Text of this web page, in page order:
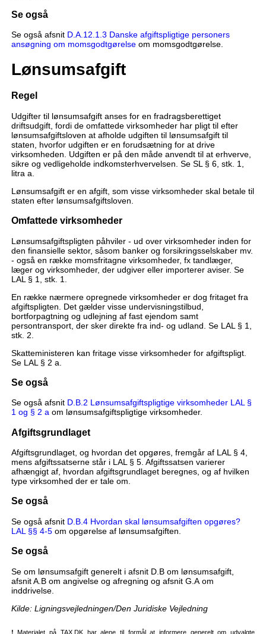
Se også
Se også afsnit D.A.12.1.3 Danske afgiftspligtige personers
ansøgning om momsgodtgørelseom momsgodtgørelse.
Lønsumsafgift
Regel
Udgifter til lønsumsafgift anses for en fradragsberettiget
driftsudgift, fordi de omfattede virksomheder har pligt til efter
lønsumsafgiftsloven at afholde udgiften til lønsumsafgift til
staten, hvorfor udgiften er en forudsætning for at drive
virksomheden. Udgiften er på den måde anvendt til at erhverve,
sikre og vedligeholde indkomsterhvervelsen. Se SL § 6, stk. 1,
litra a.
Lønsumsafgift er en afgift, som visse virksomheder skal betale til
staten efter lønsumsafgiftsloven.
Omfattede virksomheder
Lønsumsafgiftspligten påhviler - ud over virksomheder inden for
den finansielle sektor, såsom banker og forsikringsselskaber mv.
- også en række momsfritagne virksomheder, fx tandlæger,
læger og virksomheder, der udgiver eller importerer aviser. Se
LAL § 1, stk. 1.
En række nærmere opregnede virksomheder er dog fritaget fra
afgiftspligten. Det gælder visse undervisningstilbud,
bortforpagtning og udlejning af fast ejendom samt
persontransport, der sker direkte fra ind- og udland. Se LAL § 1,
stk. 2.
Skatteministeren kan fritage visse virksomheder for afgiftspligt.
Se LAL § 2 a.
Se også
Se også afsnit D.B.2 Lønsumsafgiftspligtige virksomheder LAL §
1 og § 2 aom lønsumsafgiftspligtige virksomheder.
Afgiftsgrundlaget
Afgiftsgrundlaget, og hvordan det opgøres, fremgår af LAL § 4,
mens afgiftssatserne står i LAL § 5. Afgiftssatsen varierer
afhængigt af, hvordan afgiftsgrundlaget beregnes, og af hvilken
type virksomhed der er tale om.
Se også
Se også afsnit D.B.4 Hvordan skal lønsumsafgiften opgøres?
LAL §§ 4-5om opgørelse af lønsumsafgiften.
Se også
Se om lønsumsafgift generelt i afsnit D.B om lønsumsafgift,
afsnit A.B om angivelse og afregning og afsnit G.A om
inddrivelse.
Kilde: Ligningsvejledningen/Den Juridiske Vejledning
! Materialet på TAX.DK har alene til formål at informere generelt om udvalgte